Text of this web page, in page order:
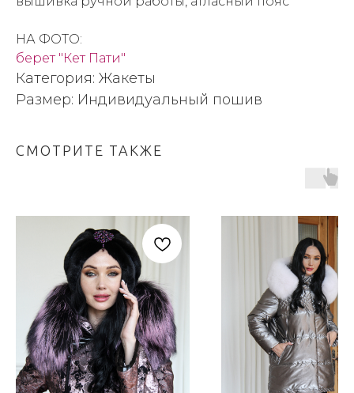
НА ФОТО:
берет "Кет Пати"
Категория: Жакеты
Размер: Индивидуальный пошив
СМОТРИТЕ ТАКЖЕ